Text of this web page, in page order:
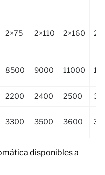
2×75 2×110 2×160
8500 9000 11000
2200 2400 2500
3300 3500 3600
disponibles a